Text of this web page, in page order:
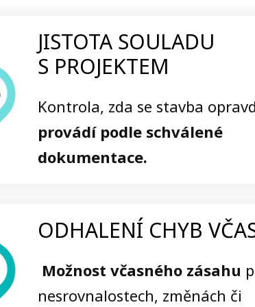
JISTOTA SOULADU
S PROJEKTEM
Kontrola, zda se stavba
provádí podle schválené
dokumentace.
ODHALENÍ CHYB
Možnost včasného zásahu
nesrovnalostech, změnách či